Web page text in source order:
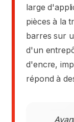
large
pièces à la
barres sur
d'un
d'encre,
répond à